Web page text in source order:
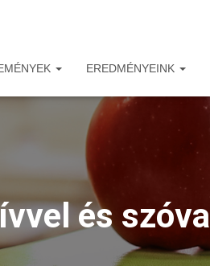
EREDMÉNYEINK
és szóval